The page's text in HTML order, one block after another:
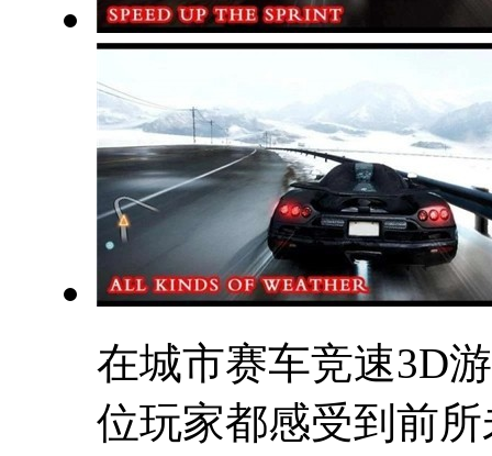
在城市赛车竞速3D
位玩家都感受到前